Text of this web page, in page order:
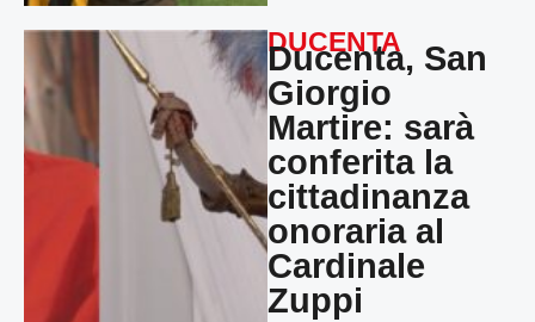
DUCENTA
Ducenta, San
Giorgio
Martire: sarà
conferita la
cittadinanza
onoraria al
Cardinale
Zuppi